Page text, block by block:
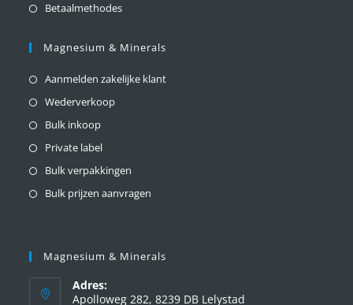
Betaalmethodes
Magnesium & Minerals
Aanmelden zakelijke klant
Wederverkoop
Bulk inkoop
Private label
Bulk verpakkingen
Bulk prijzen aanvragen
Magnesium & Minerals
Adres:
Apolloweg 282, 8239 DB Lelystad